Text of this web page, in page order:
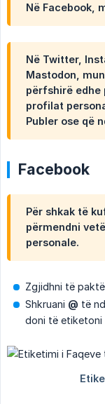
Në Facebook,
Në Twitter,
Mastodon,
përfshirë edhe
profilat
Publer ose që
Facebook
Për shkak të
përmendni
personale.
Zgjidhni të
Shkruani @ të
doni të etiketoni